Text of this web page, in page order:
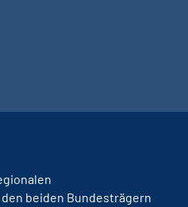
beiden Bundesträgern